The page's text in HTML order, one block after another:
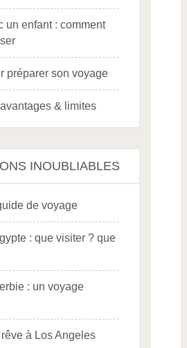
un enfant : comment
préparer son voyage
& limites
INOUBLIABLES
de voyage
: que visiter ? que
: un voyage
à Los Angeles